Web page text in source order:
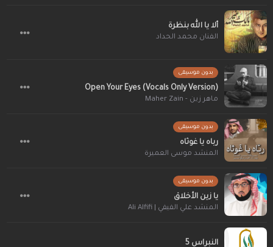
ألا يا الله بنظرة
الفنان محمد الحداد
بدون موسيقى
Open Your Eyes (Vocals Only Version)
ماهر زين - Maher Zain
بدون موسيقى
رباه يا غوثاه
المنشد موسى العميرة
بدون موسيقى
يا زين الأخلاق
المنشد علي الفيفي | Ali Alfifi
النبراس 5